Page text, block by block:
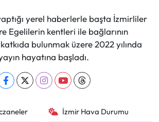
yerel haberlerle başta İzmirliler
Egelilerin kentleri ile bağlarının
bulunmak üzere 2022 yılında
hayatına başladı.
İzmir Hava Durumu